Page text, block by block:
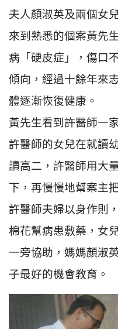
夫人顏淑英及兩個女
來到熟悉的個案黃先
病「硬皮症」，傷口
傾向，經過十餘年來
體逐漸恢復健康。
黃先生看到許醫師一
許醫師的女兒在就讀
讀高二，許醫師用大
下，再慢慢地幫案主
許醫師夫婦以身作則
棉花幫病患敷藥，女
一旁協助，媽媽顏淑
子最好的機會教育。